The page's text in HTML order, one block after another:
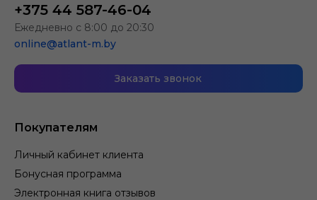
Покупателям
Личный кабинет клиента
Бонусная программа
Электронная книга отзывов
+375 44 587-46-04
Ежедневно с 8:00 до 20:30
online@atlant-m.by
Заказать звонок